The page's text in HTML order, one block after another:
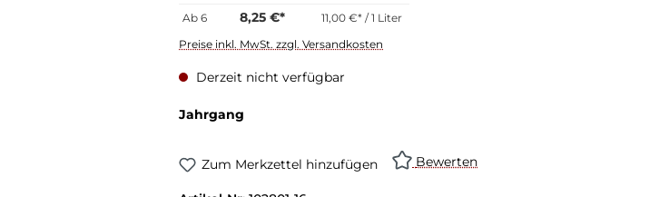
Ab 6 8,25 €*
11,00 €* / 1 Liter
Preise inkl. MwSt. zzgl. Versandkosten
Derzeit nicht verfügbar
Jahrgang
Zum Merkzettel hinzufügen Bewerten